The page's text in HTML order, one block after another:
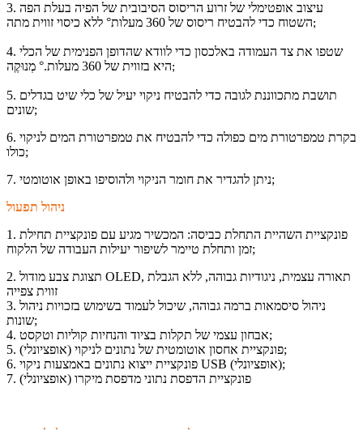
3. עיצוב אופטימלי של זרוע הריסוס הסיבובית של הפיה בעלת הפה
השטוח כדי להבטיח ריסוס של 360 מעלות
° ללא כיסוי זווית מתה;
4. שטפו את צד העמודה באלכסון כדי לוודא שהדופן הפנימית של הכלי
היא בזווית של 360 מעלות.
° מְנוּקֶה;
5. תושבת מתכווננת לגובה כדי להבטיח ניקוי יעיל של כלי שיט בגדלים
שונים;
6. בקרת טמפרטורת מים כפולה כדי להבטיח את טמפרטורת המים לניקוי
כולו;
7. ניתן להגדיר את חומר הניקוי ולהוסיפו באופן אוטומטי;
ניהול תפעול
1. פונקציית השהיית התחלת כביסה: המכשיר מגיע עם פונקציית תחילת
זמן ותחלת טיימר לשיפור יעילות העבודה של הלקוח;
2. תצוגת צבע מודול OLED, תאורה עצמית, ניגודיות גבוהה, ללא הגבלת
זווית צפייה
3. ניהול סיסמאות ברמה גבוהה, שיכול לעמוד בשימוש בזכויות ניהול
שונות;
4. אבחון עצמי של תקלות בציוד והנחיות קוליות וטקסט;
5. פונקציית אחסון אוטומטית של נתונים לניקוי (אופציונלי);
6. פונקציית ייצוא נתונים באמצעות ניקוי USB (אופציונלי);
7. פונקציית הדפסת נתוני מדפסת מיקרו (אופציונלי)